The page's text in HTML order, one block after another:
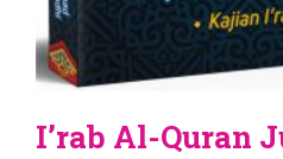
I’rab Al-Quran